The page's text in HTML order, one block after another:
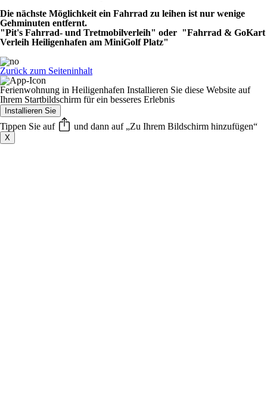
Die nächste Möglichkeit ein Fahrrad zu leihen ist nur wenige
Gehminuten entfernt.
"Pit's Fahrrad- und Tretmobilverleih" oder "Fahrrad & GoKart
Verleih Heiligenhafen am MiniGolf Platz"
Zurück zum Seiteninhalt
Ferienwohnung in Heiligenhafen Installieren Sie diese Website auf
Ihrem Startbildschirm für ein besseres Erlebnis
Installieren Sie
Tippen Sie auf und dann auf „Zu Ihrem Bildschirm hinzufügen“
X